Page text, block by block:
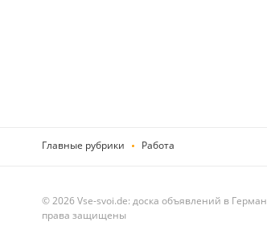
Главные рубрики Работа
© 2026 Vse-svoi.de: доска объявлений в
права защищены